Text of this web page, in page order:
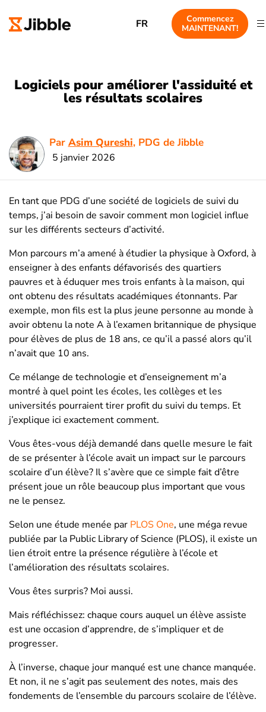
FR
Commencez
MAINTENANT!
Logiciels pour améliorer l'assiduité et
les résultats scolaires
Par Asim Qureshi, PDG de Jibble
5 janvier 2026
En tant que PDG d’une société de logiciels de suivi du
temps, j’ai besoin de savoir comment mon logiciel influe
sur les différents secteurs d’activité.
Mon parcours m’a amené à étudier la physique à Oxford, à
enseigner à des enfants défavorisés des quartiers
pauvres et à éduquer mes trois enfants à la maison, qui
ont obtenu des résultats académiques étonnants. Par
exemple, mon fils est la plus jeune personne au monde à
avoir obtenu la note A à l’examen britannique de physique
pour élèves de plus de 18 ans, ce qu’il a passé alors qu’il
n’avait que 10 ans.
Ce mélange de technologie et d’enseignement m’a
montré à quel point les écoles, les collèges et les
universités pourraient tirer profit du suivi du temps. Et
j’explique ici exactement comment.
Vous êtes-vous déjà demandé dans quelle mesure le fait
de se présenter à l’école avait un impact sur le parcours
scolaire d’un élève? Il s’avère que ce simple fait d’être
présent joue un rôle beaucoup plus important que vous
ne le pensez.
Selon une étude menée par PLOS One, une méga revue
publiée par la Public Library of Science (PLOS), il existe un
lien étroit entre la présence régulière à l’école et
l’amélioration des résultats scolaires.
Vous êtes surpris? Moi aussi.
Mais réfléchissez: chaque cours auquel un élève assiste
est une occasion d’apprendre, de s’impliquer et de
progresser.
À l’inverse, chaque jour manqué est une chance manquée.
Et non, il ne s’agit pas seulement des notes, mais des
fondements de l’ensemble du parcours scolaire de l’élève.